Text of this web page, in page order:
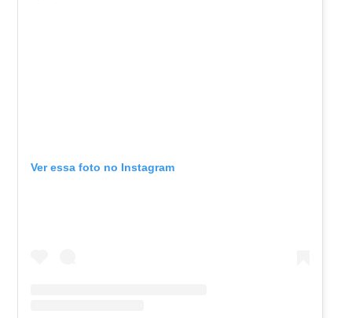
Ver essa foto no Instagram